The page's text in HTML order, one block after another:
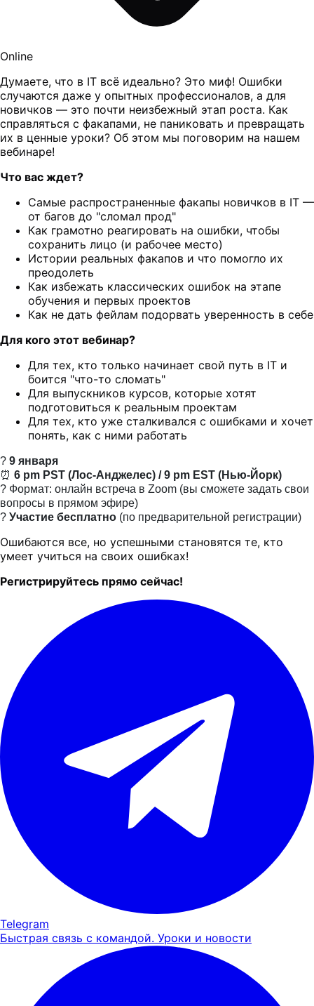
Online
Думаете, что в IT всё идеально? Это миф! Ошибки
случаются даже у опытных профессионалов, а для
новичков — это почти неизбежный этап роста. Как
справляться с факапами, не паниковать и превращать
их в ценные уроки? Об этом мы поговорим на нашем
вебинаре!
Что вас ждет?
Самые распространенные факапы новичков в IT —
от багов до "сломал прод"
Как грамотно реагировать на ошибки, чтобы
сохранить лицо (и рабочее место)
Истории реальных факапов и что помогло их
преодолеть
Как избежать классических ошибок на этапе
обучения и первых проектов
Как не дать фейлам подорвать уверенность в себе
Для кого этот вебинар?
Для тех, кто только начинает свой путь в IT и
боится "что-то сломать"
Для выпускников курсов, которые хотят
подготовиться к реальным проектам
Для тех, кто уже сталкивался с ошибками и хочет
понять, как с ними работать
? 9 января
⏰ 6 pm PST (Лос-Анджелес) / 9 pm EST (Нью-Йорк)
? Формат: онлайн встреча в Zoom (вы сможете задать свои
вопросы в прямом эфире)
? Участие бесплатно (по предварительной регистрации)
Ошибаются все, но успешными становятся те, кто
умеет учиться на своих ошибках!
Регистрируйтесь прямо сейчас!
Telegram
Быстрая связь с командой. Уроки и новости